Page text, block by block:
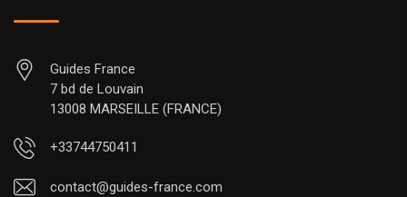
Guides France
7 bd de Louvain
13008 MARSEILLE (FRANCE)
+33744750411
contact@guides-france.com